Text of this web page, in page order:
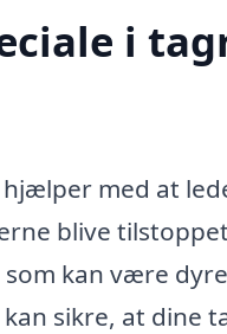
i
med at
blive
kan være
sikre, at dine